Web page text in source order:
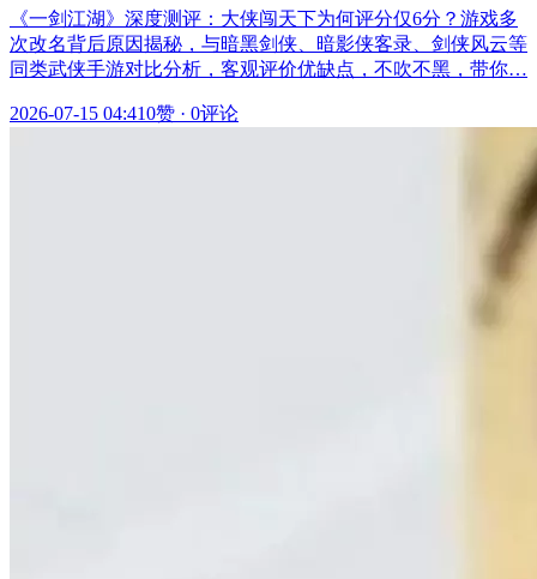
《一剑江湖》深度测评：大侠闯天下为何评分仅6分？游戏多
次改名背后原因揭秘，与暗黑剑侠、暗影侠客录、剑侠风云等
同类武侠手游对比分析，客观评价优缺点，不吹不黑，带你…
2026-07-15 04:410赞 · 0评论